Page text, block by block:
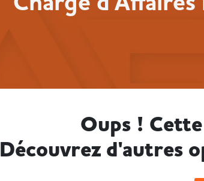
Oups !
Découvrez d'autres